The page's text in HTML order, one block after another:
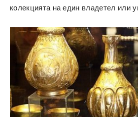
колекцията на един владетел или